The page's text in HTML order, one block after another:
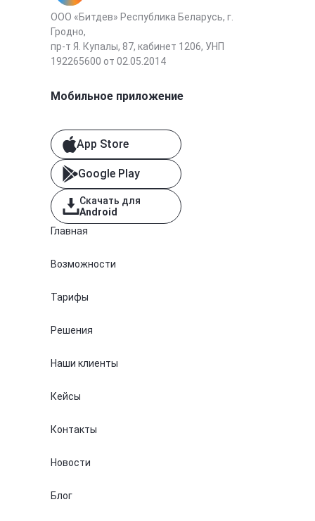
ООО «Битдев» Республика Беларусь, г.
Гродно,
пр-т Я. Купалы, 87, кабинет 1206, УНП
192265600 от 02.05.2014
Мобильное приложение
App Store
Google Play
Скачать для
Android
Главная
Возможности
Тарифы
Решения
Наши клиенты
Кейсы
Контакты
Новости
Блог